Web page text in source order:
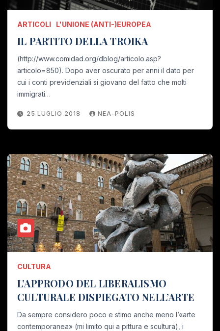
ARTICOLI L'UNIONE (ANTI-)EUROPEA
IL PARTITO DELLA TROIKA
(http://www.comidad.org/dblog/articolo.asp?
articolo=850). Dopo aver oscurato per anni il dato per
cui i conti previdenziali si giovano del fatto che molti
immigrati…
25 LUGLIO 2018 NEA-POLIS
CULTURA
L’APPRODO DEL LIBERALISMO
CULTURALE DISPIEGATO NELL’ARTE
Da sempre considero poco e stimo anche meno l’«arte
contemporanea» (mi limito qui a pittura e scultura), i